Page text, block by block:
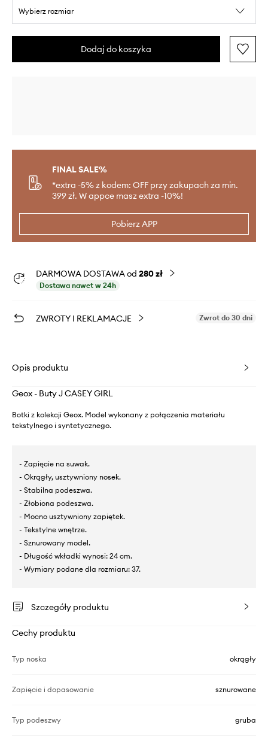
Wybierz rozmiar
Dodaj do koszyka
FINAL SALE%
*extra -5% z kodem: OFF przy zakupach za min.
399 zł. W appce masz extra -10%!
Pobierz APP
DARMOWA DOSTAWA od 280 zł
Dostawa nawet w 24h
ZWROTY I REKLAMACJE Zwrot do 30 dni
Opis produktu
Geox - Buty J CASEY GIRL
Botki z kolekcji Geox. Model wykonany z połączenia materiału
tekstylnego i syntetycznego.
- Zapięcie na suwak.
- Okrągły, usztywniony nosek.
- Stabilna podeszwa.
- Żłobiona podeszwa.
- Mocno usztywniony zapiętek.
- Tekstylne wnętrze.
- Sznurowany model.
- Długość wkładki wynosi: 24 cm.
- Wymiary podane dla rozmiaru: 37.
Szczegóły produktu
Cechy produktu
Typ noska okrągły
Zapięcie i dopasowanie sznurowane
Typ podeszwy gruba